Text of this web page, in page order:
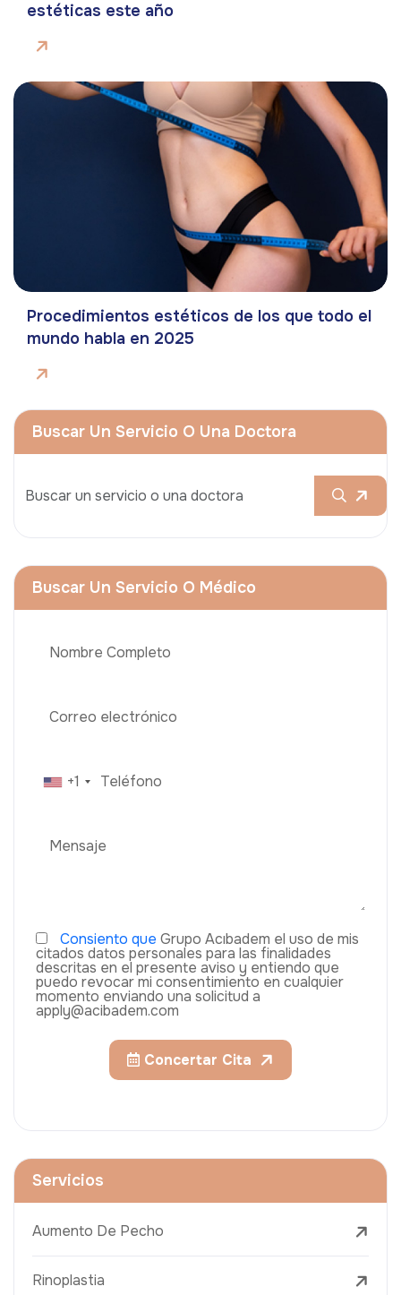
estéticas este año
Procedimientos estéticos de los que todo el
mundo habla en 2025
Buscar Un Servicio O Una Doctora
Buscar Un Servicio O Médico
+1
Consiento que Grupo Acıbadem el uso de mis
citados datos personales para las finalidades
descritas en el presente aviso y entiendo que
puedo revocar mi consentimiento en cualquier
momento enviando una solicitud a
apply@acibadem.com
Concertar Cita
Servicios
Aumento De Pecho
Rinoplastia